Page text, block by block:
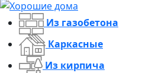
Из газобетона
Каркасные
Из кирпича